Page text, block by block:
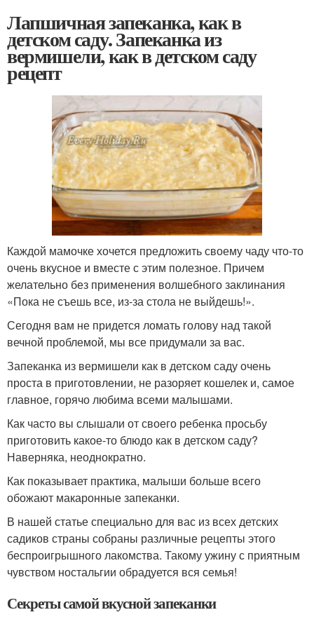
Лапшичная запеканка, как в
детском саду. Запеканка из
вермишели, как в детском саду
рецепт
Каждой мамочке хочется предложить своему чаду что-то
очень вкусное и вместе с этим полезное. Причем
желательно без применения волшебного заклинания
«Пока не съешь все, из-за стола не выйдешь!».
Сегодня вам не придется ломать голову над такой
вечной проблемой, мы все придумали за вас.
Запеканка из вермишели как в детском саду очень
проста в приготовлении, не разоряет кошелек и, самое
главное, горячо любима всеми малышами.
Как часто вы слышали от своего ребенка просьбу
приготовить какое-то блюдо как в детском саду?
Наверняка, неоднократно.
Как показывает практика, малыши больше всего
обожают макаронные запеканки.
В нашей статье специально для вас из всех детских
садиков страны собраны различные рецепты этого
беспроигрышного лакомства. Такому ужину с приятным
чувством ностальгии обрадуется вся семья!
Секреты самой вкусной запеканки